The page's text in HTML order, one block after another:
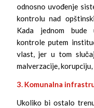
odnosno uvođenje
kontrolu nad
Kada jednom bude
kontrole putem
vlast, jer u tom
malverzacije,
3. Komunalna
Ukoliko bi ostalo